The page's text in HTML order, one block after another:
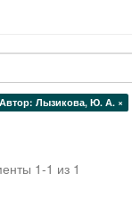
Автор: Лызикова, Ю. А. ×
1-1 из 1